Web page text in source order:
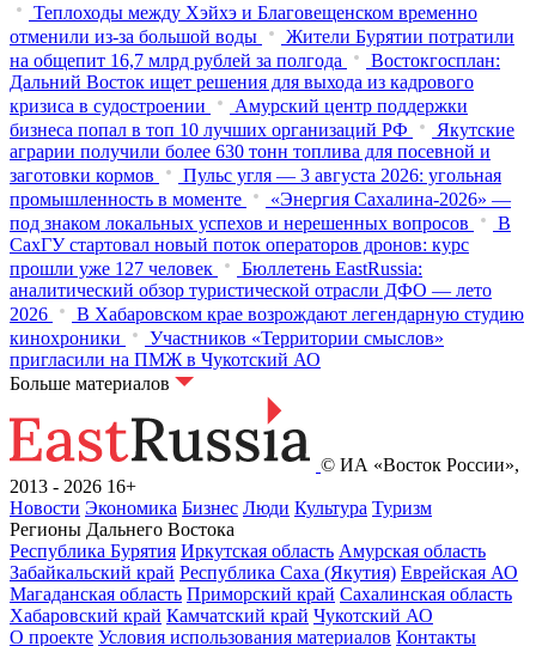
Теплоходы между Хэйхэ и Благовещенском временно
отменили из-за большой воды
Жители Бурятии потратили
на общепит 16,7 млрд рублей за полгода
Востокгосплан:
Дальний Восток ищет решения для выхода из кадрового
кризиса в судостроении
Амурский центр поддержки
бизнеса попал в топ 10 лучших организаций РФ
Якутские
аграрии получили более 630 тонн топлива для посевной и
заготовки кормов
Пульс угля — 3 августа 2026: угольная
промышленность в моменте
«Энергия Сахалина-2026» —
под знаком локальных успехов и нерешенных вопросов
В
СахГУ стартовал новый поток операторов дронов: курс
прошли уже 127 человек
Бюллетень EastRussia:
аналитический обзор туристической отрасли ДФО — лето
2026
В Хабаровском крае возрождают легендарную студию
кинохроники
Участников «Территории смыслов»
пригласили на ПМЖ в Чукотский АО
Больше материалов
© ИА «Восток России»,
2013 - 2026 16+
Новости Экономика Бизнес Люди Культура Туризм
Регионы Дальнего Востока
Республика Бурятия Иркутская область Амурская область
Забайкальский край Республика Саха (Якутия) Еврейская АО
Магаданская область Приморский край Сахалинская область
Хабаровский край Камчатский край Чукотский АО
О проекте Условия использования материалов Контакты